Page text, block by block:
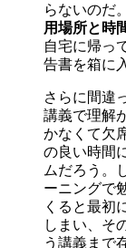
らないのだ
用場所と時
自宅に帰っ
告書を箱に
さらに間違
講義で理解
かなくて欠
の良い時間
ムだろう。
ーニングで
くると最初
しまい、そ
う講義まで